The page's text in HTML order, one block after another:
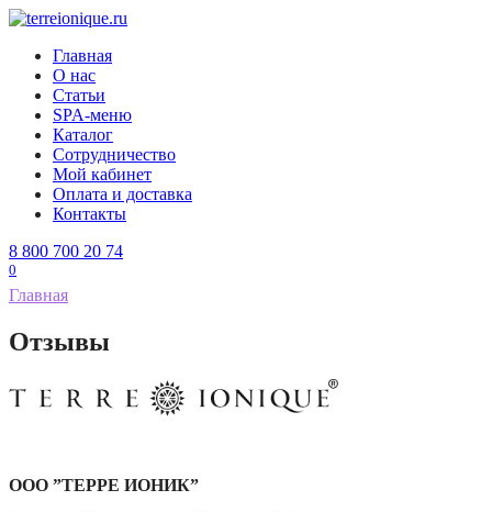
Перейти
содержанию
Главная
О нас
Статьи
SPA-меню
Каталог
Сотрудничество
Мой кабинет
Оплата и доставка
Контакты
8 800 700 20 74
0
Главная
Отзывы
ООО ”ТЕРРЕ ИОНИК”